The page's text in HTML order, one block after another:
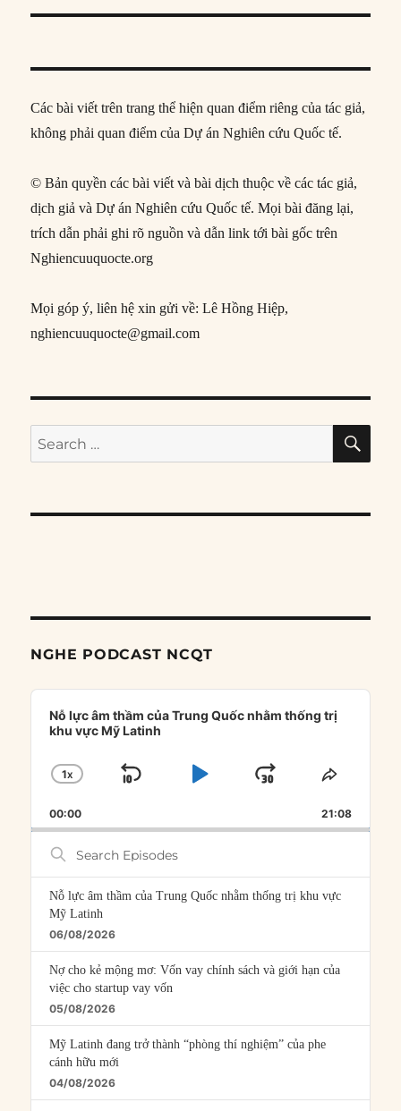
Các bài viết trên trang thể hiện quan điểm riêng của tác giả,
không phải quan điểm của Dự án Nghiên cứu Quốc tế.
© Bản quyền các bài viết và bài dịch thuộc về các tác giả,
dịch giả và Dự án Nghiên cứu Quốc tế. Mọi bài đăng lại,
trích dẫn phải ghi rõ nguồn và dẫn link tới bài gốc trên
Nghiencuuquocte.org
Mọi góp ý, liên hệ xin gửi về: Lê Hồng Hiệp,
nghiencuuquocte@gmail.com
Search
for:
NGHE PODCAST NCQT
Audio
Player
Nỗ lực âm thầm của Trung Quốc nhằm thống trị
khu vực Mỹ Latinh
CHANGE
RATE
1X
SKIP
PLAYJUMP
FORWARD
SHARE
00:00 21:08
Search
Episodes
Nỗ lực âm thầm của Trung Quốc nhằm thống trị khu vực
Mỹ Latinh
06/08/2026
Nợ cho kẻ mộng mơ: Vốn vay chính sách và giới hạn của
việc cho startup vay vốn
05/08/2026
Mỹ Latinh đang trở thành “phòng thí nghiệm” của phe
cánh hữu mới
04/08/2026